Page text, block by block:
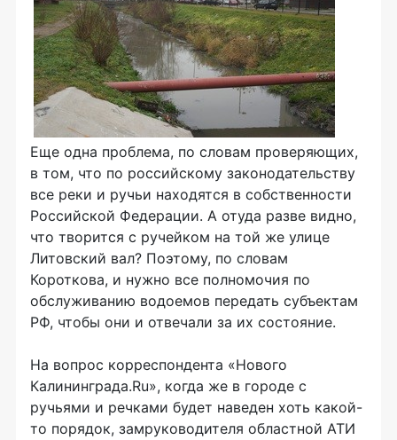
Еще одна проблема, по словам проверяющих,
в том, что по российскому законодательству
все реки и ручьи находятся в собственности
Российской Федерации. А отуда разве видно,
что творится с ручейком на той же улице
Литовский вал? Поэтому, по словам
Короткова, и нужно все полномочия по
обслуживанию водоемов передать субъектам
РФ, чтобы они и отвечали за их состояние.
На вопрос корреспондента «Нового
Калининграда.Ru», когда же в городе с
ручьями и речками будет наведен хоть какой-
то порядок, замруководителя областной АТИ